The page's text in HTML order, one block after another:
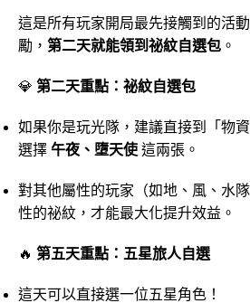
這是所有玩家開局最先接觸到的活
勵， 第二天就能領到祕紋自選包 。
💎 第二天重點：祕紋自選包
如果你是玩光隊，建議直接到「物
選擇 午夜、墮天使 這兩張。
對其他屬性的玩家（如地、風、水
性的祕紋，才能最大化提升效益。
🔥 第五天重點：五星旅人自選
這天可以直接選一位五星角色！